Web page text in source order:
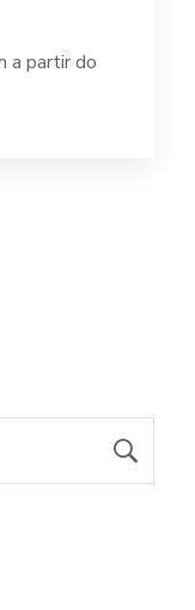
a partir do